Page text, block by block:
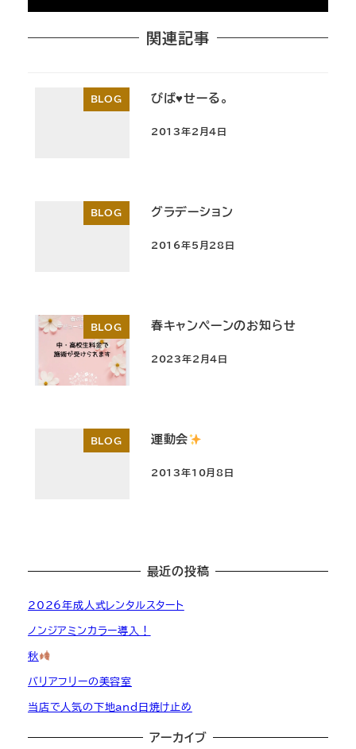
関連記事
BLOG びば♥せーる。
投稿日
2013年2月4日
BLOG グラデーション
投稿日
2016年5月28日
BLOG 春キャンペーンのお知らせ
投稿日
2023年2月4日
BLOG 運動会
投稿日
2013年10月8日
最近の投稿
2026年成人式レンタルスタート
ノンジアミンカラー導入！
秋
バリアフリーの美容室
当店で人気の下地and日焼け止め
アーカイブ